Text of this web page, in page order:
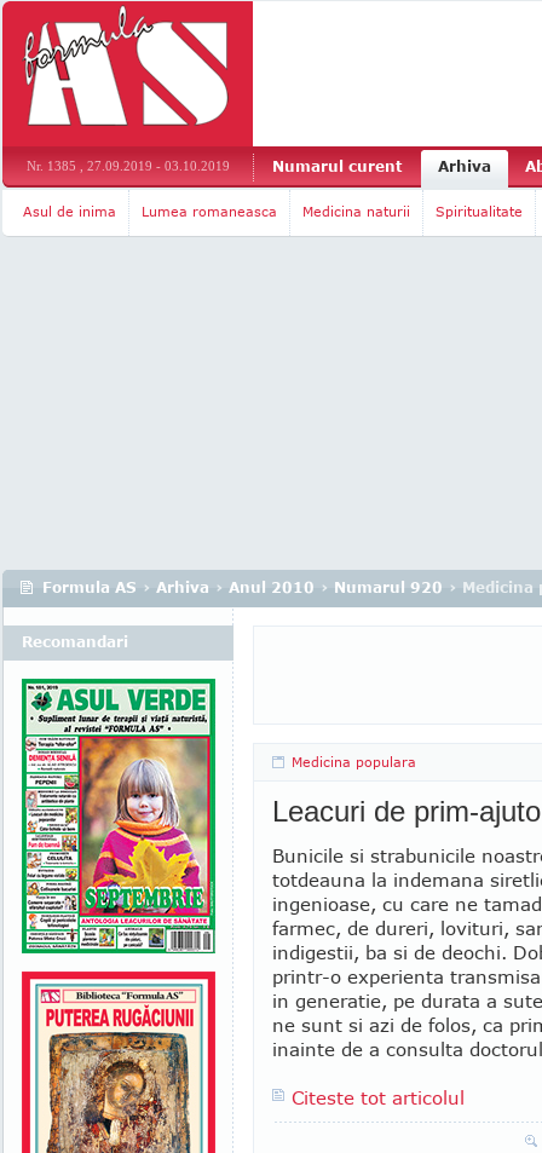
Nr. 1385 , 27.09.2019 - 03.10.2019 Numarul curent Arhiva
Asul de inima Lumea romaneasca Medicina naturii Spiritualitate
Formula AS › Arhiva › Anul 2010 › Numarul 920 › Medicina
Medicina populara
Leacuri de prim-
Bunicile si strabunicile
totdeauna la indemana
ingenioase, cu care ne
farmec, de dureri, lovituri,
indigestii, ba si de deochi.
printr-o experienta
in generatie, pe durata a
ne sunt si azi de folos, ca
inainte de a consulta doctorul
Citeste tot articolul
Recomandari